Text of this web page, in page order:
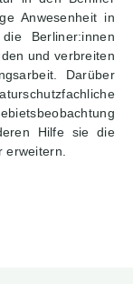
Anwesenheit in
Berliner:innen
und verbreiten
Darüber
Hilfe sie die